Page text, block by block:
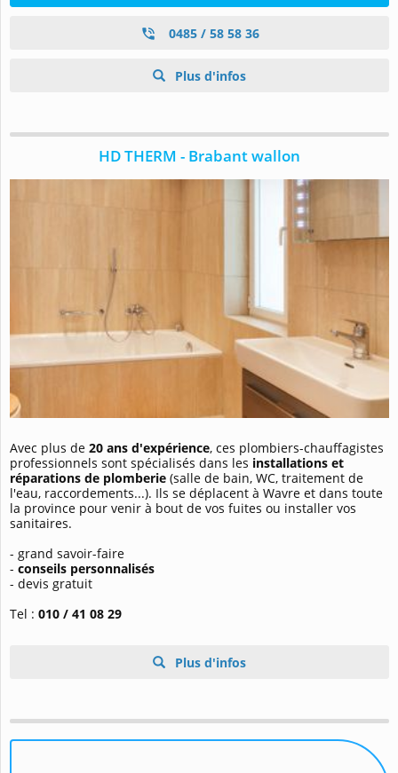
0485 / 58 58 36
Plus d'infos
HD THERM - Brabant wallon
Avec plus de 20 ans d'expérience, ces plombiers-chauffagistes
professionnels sont spécialisés dans les installations et
réparations de plomberie (salle de bain, WC, traitement de
l'eau, raccordements...). Ils se déplacent à Wavre et dans toute
la province pour venir à bout de vos fuites ou installer vos
sanitaires.
- grand savoir-faire
- conseils personnalisés
- devis gratuit
Tel : 010 / 41 08 29
Plus d'infos